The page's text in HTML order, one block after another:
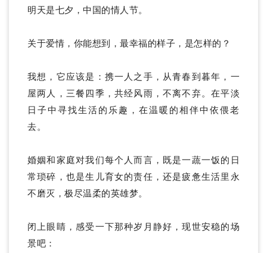
明天是七夕，中国的情人节。
关于爱情，你能想到，最幸福的样子，是怎样的？
我想，它应该是：携一人之手，从青春到暮年，一
屋两人，三餐四季，共经风雨，不离不弃。在平淡
日子中寻找生活的乐趣，在温暖的相伴中依偎老
去。
婚姻和家庭对我们每个人而言，既是一蔬一饭的日
常琐碎，也是生儿育女的责任，还是疲惫生活里永
不磨灭，极尽温柔的英雄梦。
闭上眼睛，感受一下那种岁月静好，现世安稳的场
景吧：